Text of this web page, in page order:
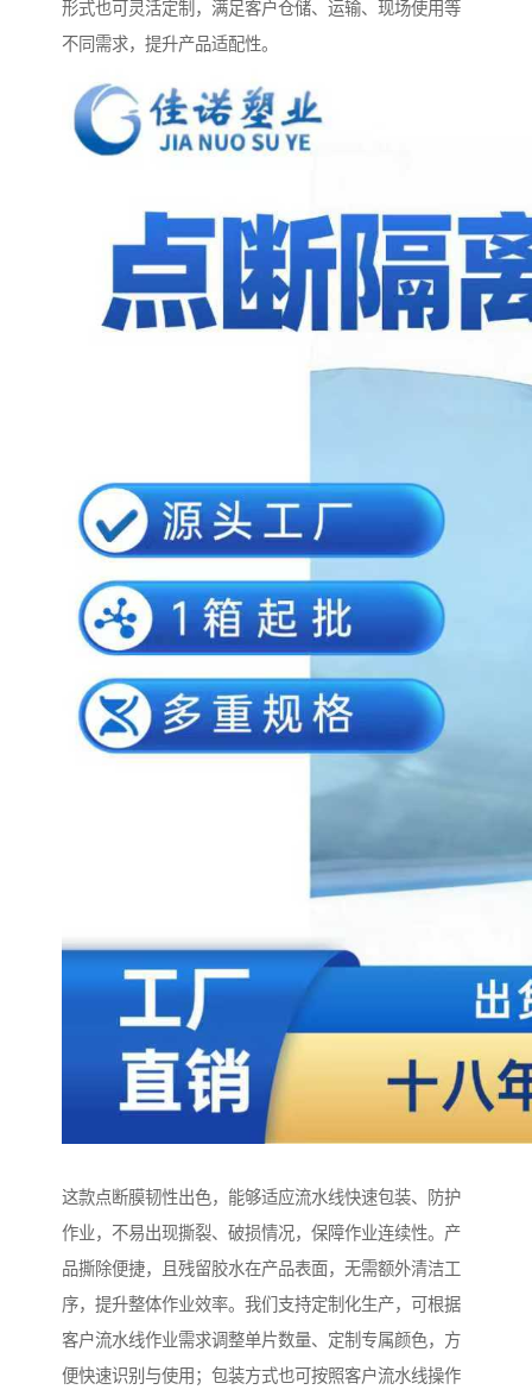
形式也可灵活定制，满足客户仓储、运输、现场使用等
不同需求，提升产品适配性。
这款点断膜韧性出色，能够适应流水线快速包装、防护
作业，不易出现撕裂、破损情况，保障作业连续性。产
品撕除便捷，且残留胶水在产品表面，无需额外清洁工
序，提升整体作业效率。我们支持定制化生产，可根据
客户流水线作业需求调整单片数量、定制专属颜色，方
便快速识别与使用；包装方式也可按照客户流水线操作